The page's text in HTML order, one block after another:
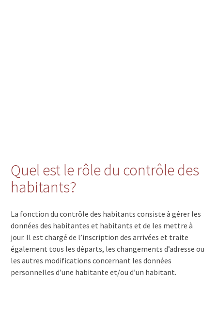
Quel est le rôle du contrôle des
habitants?
La fonction du contrôle des habitants consiste à gérer les
données des habitantes et habitants et de les mettre à
jour. Il est chargé de l’inscription des arrivées et traite
également tous les départs, les changements d’adresse ou
les autres modifications concernant les données
personnelles d’une habitante et/ou d’un habitant.